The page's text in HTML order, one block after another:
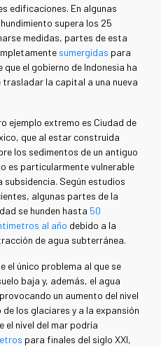
edificaciones. En algunas
supera los 25
medidas, partes de esta
sumergidas para
el gobierno de Indonesia ha
la capital a una nueva
ejemplo extremo es Ciudad de
que al estar construida
los sedimentos de un antiguo
es particularmente vulnerable
subsidencia. Según estudios
algunas partes de la
se hunden hasta 50
al año debido a la
de agua subterránea.
el único problema al que se
baja y, además, el agua
un aumento del nivel
los glaciares y a la expansión
el nivel del mar podría
para finales del siglo XXI,